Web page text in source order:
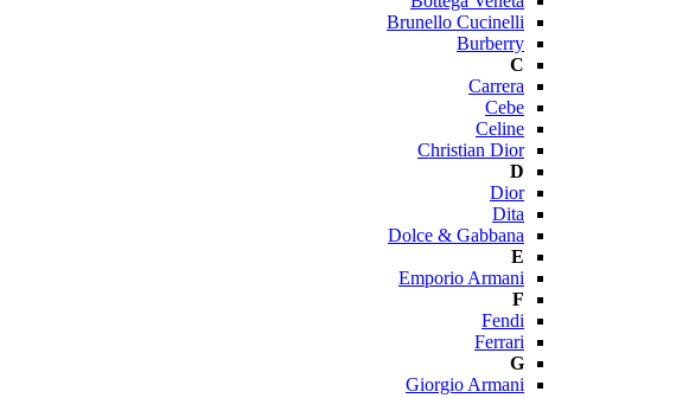
Brunello Cucinelli
Burberry
C
Carrera
Cebe
Celine
Christian Dior
D
Dior
Dita
Dolce & Gabbana
E
Emporio Armani
F
Fendi
Ferrari
G
Giorgio Armani